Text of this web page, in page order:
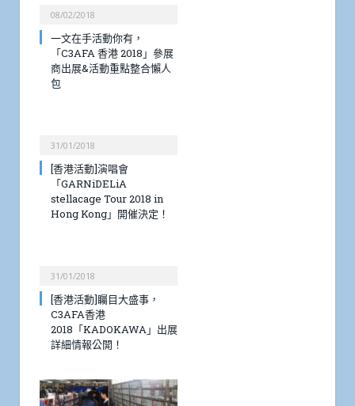
08/02/2018
一文在手活動你有，
「C3AFA 香港 2018」參展
商出展&活動重點整合懶人
包
31/01/2018
[香港活動]演唱會
「GARNiDELiA
stellacage Tour 2018 in
Hong Kong」開催決定！
31/01/2018
[香港活動]矚目大盛事，
C3AFA香港
2018「KADOKAWA」出展
詳細情報公開！